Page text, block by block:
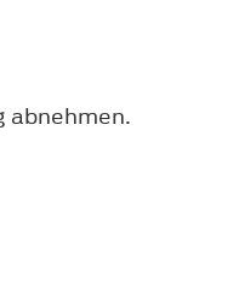
abnehmen.